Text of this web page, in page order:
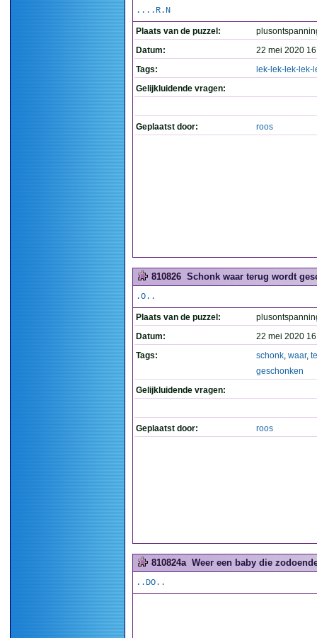
....R.N
Plaats van de puzzel:
Datum:
22 mei 2020
Tags:
lek-lek-lek-lek-
Gelijkluidende vragen:
Geplaatst door: roos
810826 Schonk waar terug wordt
.O..
Plaats van de puzzel:
Datum:
22 mei 2020
Tags:
schonk, waar,
geschonken
Gelijkluidende vragen:
Geplaatst door: roos
810824a Weer een baby die
..DO..